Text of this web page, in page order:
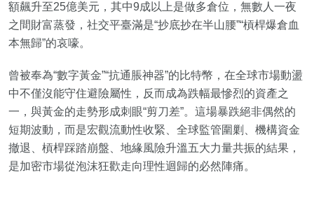
額飆升至25億美元，其中9成以上是做多倉位，無數人一夜
之間財富蒸發，社交平臺滿是“抄底抄在半山腰”“槓桿爆倉血
本無歸”的哀嚎。
曾被奉為“數字黃金”“抗通脹神器”的比特幣，在全球市場動盪
中不僅沒能守住避險屬性，反而成為跌幅最慘烈的資產之
一，與黃金的走勢形成刺眼“剪刀差”。這場暴跌絕非偶然的
短期波動，而是宏觀流動性收緊、全球監管圍剿、機構資金
撤退、槓桿踩踏崩盤、地緣風險升溫五大力量共振的結果，
是加密市場從泡沫狂歡走向理性迴歸的必然陣痛。